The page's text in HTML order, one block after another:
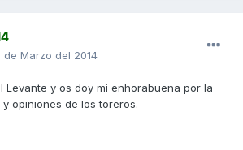
de Marzo del 2014
Levante y os doy mi enhorabuena por la
opiniones de los toreros.